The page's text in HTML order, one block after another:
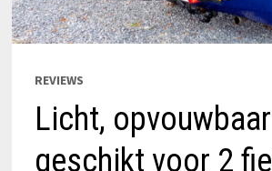
REVIEWS
Licht,
geschikt voor 2